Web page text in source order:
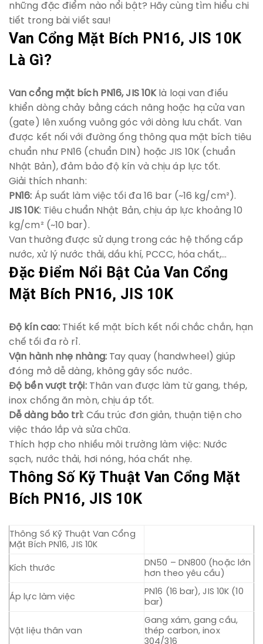
những đặc điểm nào nổi bật? Hãy cùng tìm hiểu chi
tiết trong bài viết sau!
Van Cổng Mặt Bích PN16, JIS 10K
Là Gì?
Van cổng mặt bích PN16, JIS 10Klà loại van điều
khiển dòng chảy bằng cách nâng hoặc hạ cửa van
(gate) lên xuống vuông góc với dòng lưu chất. Van
được kết nối với đường ống thông qua mặt bích tiêu
chuẩn như PN16 (chuẩn DIN) hoặc JIS 10K (chuẩn
Nhật Bản), đảm bảo độ kín và chịu áp lực tốt.
Giải thích nhanh:
PN16: Áp suất làm việc tối đa 16 bar (~16 kg/cm²).
JIS 10K: Tiêu chuẩn Nhật Bản, chịu áp lực khoảng 10
kg/cm² (~10 bar).
Van thường được sử dụng trong các hệ thống cấp
nước, xử lý nước thải, dầu khí, PCCC, hóa chất,…
Đặc Điểm Nổi Bật Của Van Cổng
Mặt Bích PN16, JIS 10K
Độ kín cao: Thiết kế mặt bích kết nối chắc chắn, hạn
chế tối đa rò rỉ.
Vận hành nhẹ nhàng:Tay quay (handwheel) giúp
đóng mở dễ dàng, không gây sốc nước.
Độ bền vượt trội:Thân van được làm từ gang, thép,
inox chống ăn mòn, chịu áp tốt.
Dễ dàng bảo trì: Cấu trúc đơn giản, thuận tiện cho
việc tháo lắp và sửa chữa.
Thích hợp cho nhiều môi trường làm việc: Nước
sạch, nước thải, hơi nóng, hóa chất nhẹ.
Thông Số Kỹ Thuật Van Cổng Mặt
Bích PN16, JIS 10K
Thông Số Kỹ Thuật Van Cổng
Mặt Bích PN16, JIS 10K
Kích thước
DN50 – DN800 (hoặc lớn
hơn theo yêu cầu)
Áp lực làm việc
PN16 (16 bar), JIS 10K (10
bar)
Vật liệu thân van
Gang xám, gang cầu,
thép carbon, inox
304/316